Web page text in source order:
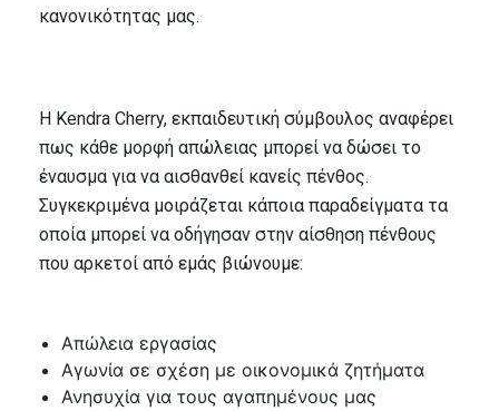
κανονικότητας μας.
Η Kendra Cherry, εκπαιδευτική σύμβουλος αναφέρει
πως κάθε μορφή απώλειας μπορεί να δώσει το
έναυσμα για να αισθανθεί κανείς πένθος.
Συγκεκριμένα μοιράζεται κάποια παραδείγματα τα
οποία μπορεί να οδήγησαν στην αίσθηση πένθους
που αρκετοί από εμάς βιώνουμε:
Απώλεια εργασίας
Αγωνία σε σχέση με οικονομικά ζητήματα
Ανησυχία για τους αγαπημένους μας